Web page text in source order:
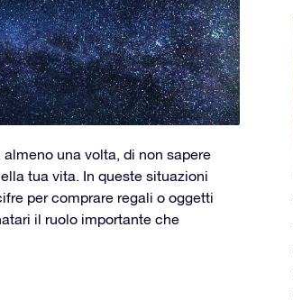
una volta, di non sapere
tua vita. In queste situazioni
per comprare regali o oggetti
il ruolo importante che